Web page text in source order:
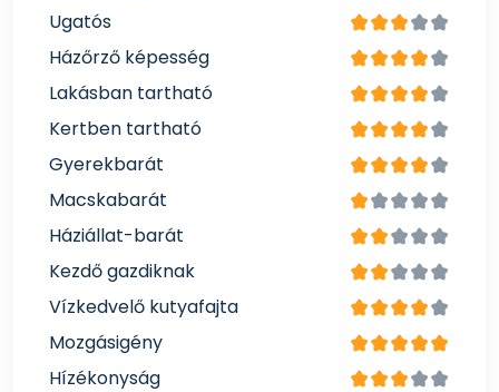
Ugatós
Házőrző képesség
Lakásban tartható
Kertben tartható
Gyerekbarát
Macskabarát
Háziállat-barát
Kezdő gazdiknak
Vízkedvelő kutyafajta
Mozgásigény
Hízékonyság